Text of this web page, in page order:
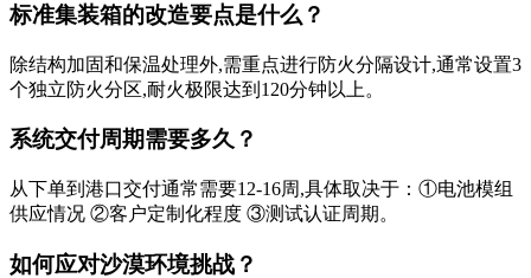
标准集装箱的改造要点是什么？
除结构加固和保温处理外,需重点进行防火分隔设计,通常设置3
个独立防火分区,耐火极限达到120分钟以上。
系统交付周期需要多久？
从下单到港口交付通常需要12-16周,具体取决于：①电池模组
供应情况 ②客户定制化程度 ③测试认证周期。
如何应对沙漠环境挑战？